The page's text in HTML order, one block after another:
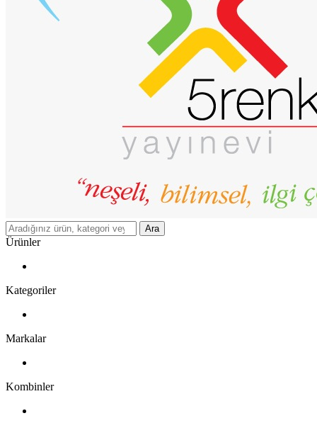
Ara
Ürünler
Kategoriler
Markalar
Kombinler